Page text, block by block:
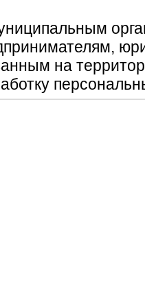
на